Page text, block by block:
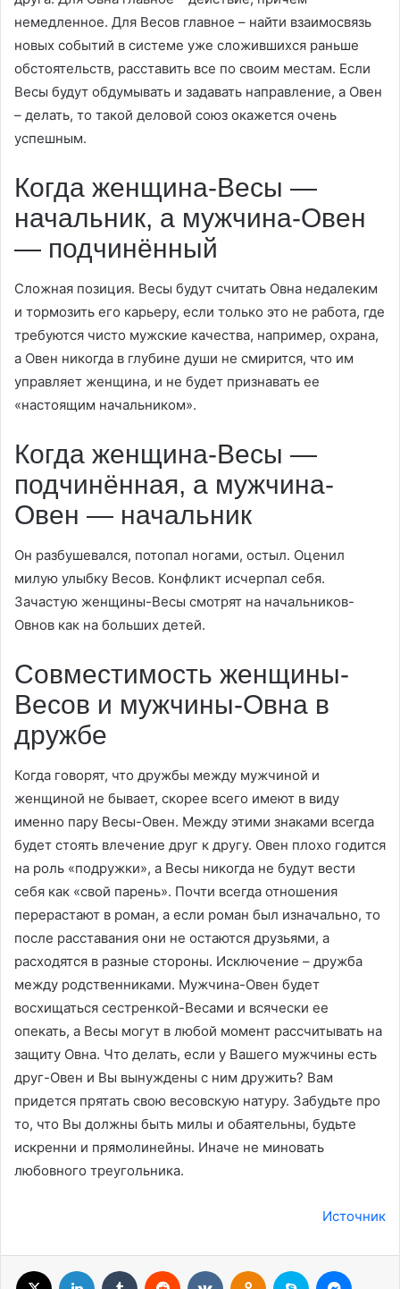
немедленное. Для Весов главное – найти взаимосвязь
новых событий в системе уже сложившихся раньше
обстоятельств, расставить все по своим местам. Если
Весы будут обдумывать и задавать направление, а Овен
– делать, то такой деловой союз окажется очень
успешным.
Когда женщина-Весы —
начальник, а мужчина-Овен
— подчинённый
Сложная позиция. Весы будут считать Овна недалеким
и тормозить его карьеру, если только это не работа, где
требуются чисто мужские качества, например, охрана,
а Овен никогда в глубине души не смирится, что им
управляет женщина, и не будет признавать ее
«настоящим начальником».
Когда женщина-Весы —
подчинённая, а мужчина-
Овен — начальник
Он разбушевался, потопал ногами, остыл. Оценил
милую улыбку Весов. Конфликт исчерпал себя.
Зачастую женщины-Весы смотрят на начальников-
Овнов как на больших детей.
Совместимость женщины-
Весов и мужчины-Овна в
дружбе
Когда говорят, что дружбы между мужчиной и
женщиной не бывает, скорее всего имеют в виду
именно пару Весы-Овен. Между этими знаками всегда
будет стоять влечение друг к другу. Овен плохо годится
на роль «подружки», а Весы никогда не будут вести
себя как «свой парень». Почти всегда отношения
перерастают в роман, а если роман был изначально, то
после расставания они не остаются друзьями, а
расходятся в разные стороны. Исключение – дружба
между родственниками. Мужчина-Овен будет
восхищаться сестренкой-Весами и всячески ее
опекать, а Весы могут в любой момент рассчитывать на
защиту Овна. Что делать, если у Вашего мужчины есть
друг-Овен и Вы вынуждены с ним дружить? Вам
придется прятать свою весовскую натуру. Забудьте про
то, что Вы должны быть милы и обаятельны, будьте
искренни и прямолинейны. Иначе не миновать
любовного треугольника.
Источник